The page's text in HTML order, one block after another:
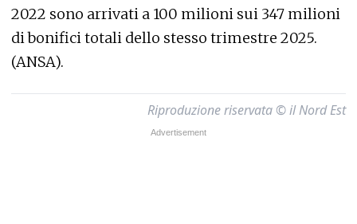
2022 sono arrivati a 100 milioni sui 347 milioni
di bonifici totali dello stesso trimestre 2025.
(ANSA).
Riproduzione riservata © il Nord Est